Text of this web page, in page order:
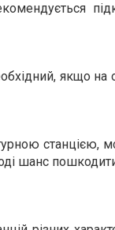
якщо на
станцією,
шанс